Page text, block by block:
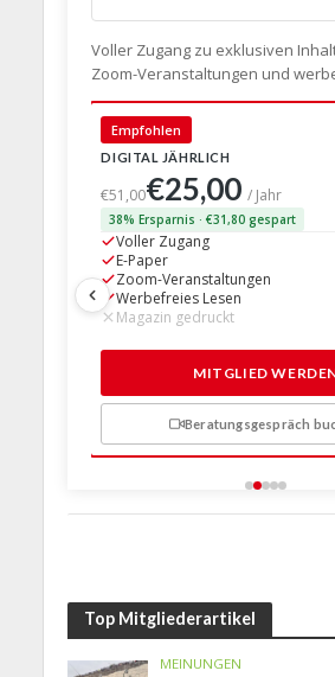
Voller Zugang zu exklusiven
Zoom-Veranstaltungen und
Empfohlen
DIGITAL JÄHRLICH
€51,00€25,00/ Jahr
38% Ersparnis · €31,80 gespart
Voller Zugang
E-Paper
Zoom-Veranstaltungen
Werbefreies Lesen
Magazin gedruckt
MITGLIED
Beratungsgespräch
Top Mitgliederartikel
MEINUNGEN